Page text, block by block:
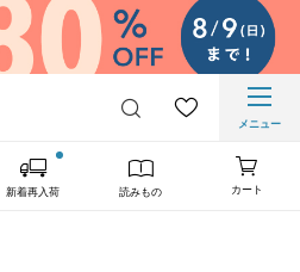
メニュー
新着再入荷 読みもの カート